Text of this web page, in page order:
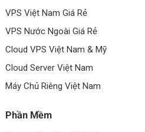
VPS Việt Nam Giá Rẻ
VPS Nước Ngoài Giá Rẻ
Cloud VPS Việt Nam & Mỹ
Cloud Server Việt Nam
Máy Chủ Riêng Việt Nam
Phần Mềm